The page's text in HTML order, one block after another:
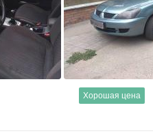
Хорошая цена